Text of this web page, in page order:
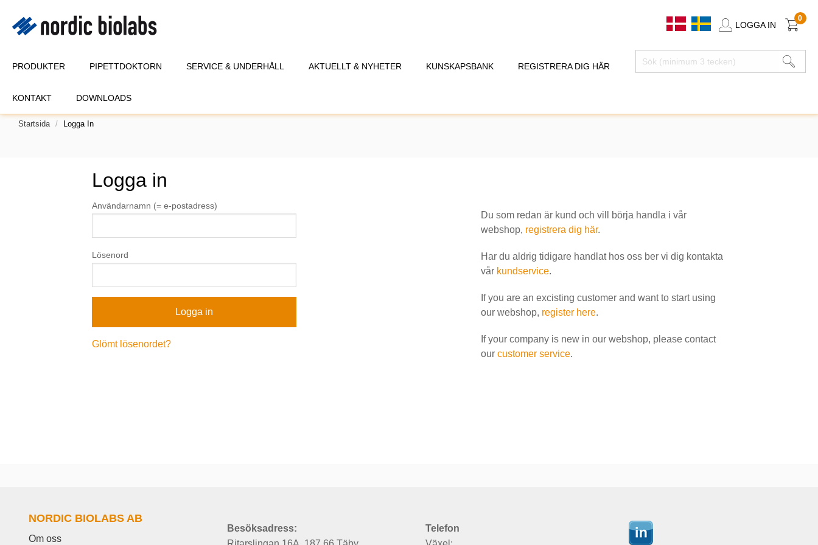
LOGGA IN
0
PRODUKTER PIPETTDOKTORN SERVICE & UNDERHÅLL AKTUELLT & NYHETER KUNSKAPSBANK REGISTRERA DIG HÄR
KONTAKT DOWNLOADS
Startsida Logga In
Logga in
Användarnamn (= e-postadress)
Lösenord
Glömt lösenordet?
Du som redan är kund och vill börja handla i vår
webshop, registrera dig här.
Har du aldrig tidigare handlat hos oss ber vi dig kontakta
vår kundservice.
If you are an excisting customer and want to start using
our webshop, register here.
If your company is new in our webshop, please contact
our customer service.
NORDIC BIOLABS AB
Om oss
Besöksadress:
Telefon